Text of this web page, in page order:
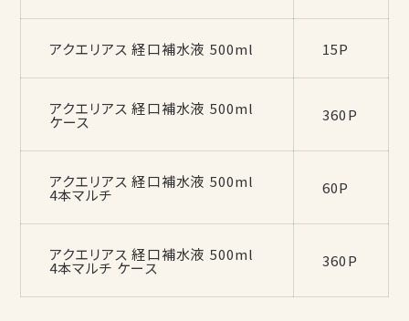
アクエリアス 経口補水液 500ml 15P
アクエリアス 経口補水液 500ml
ケース 360P
アクエリアス 経口補水液 500ml
4本マルチ 60P
アクエリアス 経口補水液 500ml
4本マルチ ケース 360P